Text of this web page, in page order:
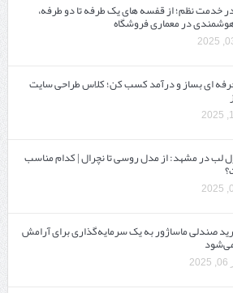
خدمت نظم؛ از قفسه ‌های یک‌ طرفه تا دو طرفه،
در معماری فروشگاه
‌ای بساز و درآمد کسب کن؛ کلاس طراحی سایت
لب در مشهد: از مدل روسی تا نچرال | کدام مناسب
صندلی ماساژور به یک سرمایه‌گذاری برای آرامش